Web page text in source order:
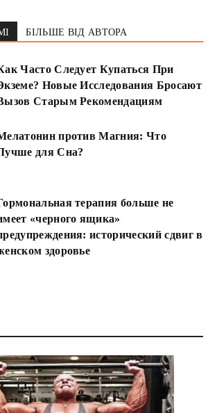
БІЛЬШЕ ВІД АВТОРА
Часто Следует Купаться При
Новые Исследования Бросают
Старым Рекомендациям
против Магния: Что
для Сна?
терапия больше не
«черного ящика»
исторический сдвиг в
здоровье